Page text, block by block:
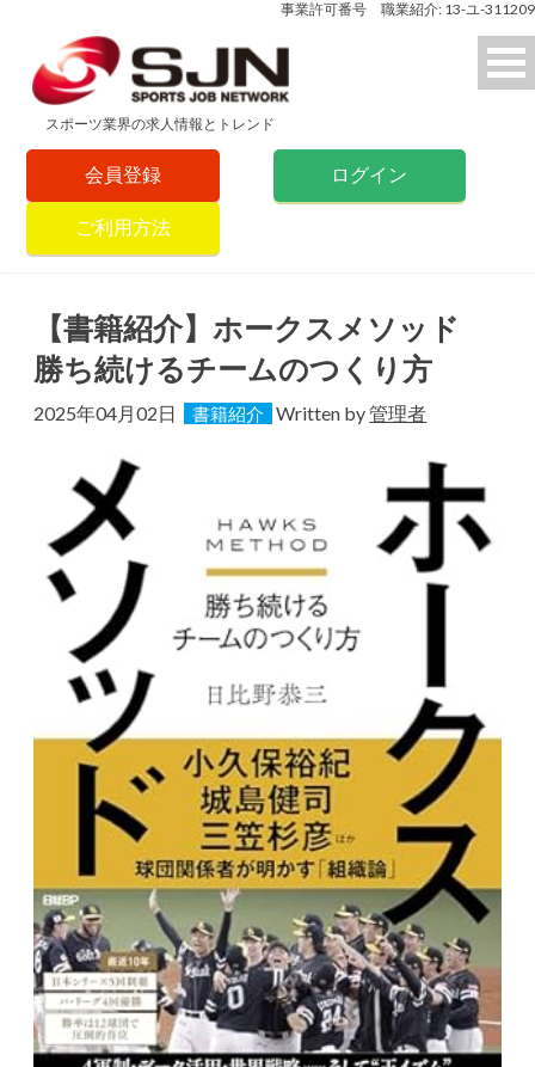
事業許可番号 職業紹介: 13-ユ-311209
スポーツ業界の求人情報とトレンド
会員登録 ログイン
ご利用方法
【書籍紹介】ホークスメソッド
勝ち続けるチームのつくり方
2025年04月02日 書籍紹介 Written by管理者